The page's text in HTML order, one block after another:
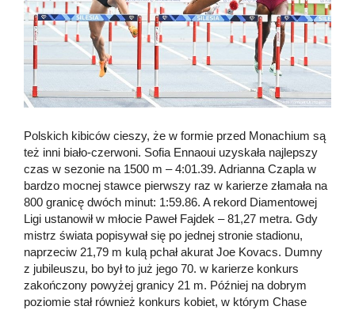
Polskich kibiców cieszy, że w formie przed Monachium są
też inni biało-czerwoni. Sofia Ennaoui uzyskała najlepszy
czas w sezonie na 1500 m – 4:01.39. Adrianna Czapla w
bardzo mocnej stawce pierwszy raz w karierze złamała na
800 granicę dwóch minut: 1:59.86. A rekord Diamentowej
Ligi ustanowił w młocie Paweł Fajdek – 81,27 metra. Gdy
mistrz świata popisywał się po jednej stronie stadionu,
naprzeciw 21,79 m kulą pchał akurat Joe Kovacs. Dumny
z jubileuszu, bo był to już jego 70. w karierze konkurs
zakończony powyżej granicy 21 m. Później na dobrym
poziomie stał również konkurs kobiet, w którym Chase